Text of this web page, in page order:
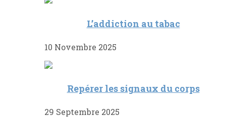
L’addiction au tabac
10 Novembre 2025
Repérer les signaux du corps
29 Septembre 2025